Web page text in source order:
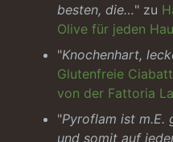
besten, die…" zu
Olive für jeden
"Knochenhart,
Glutenfreie
von der Fattoria
"Pyroflam ist m.E.
und somit auf